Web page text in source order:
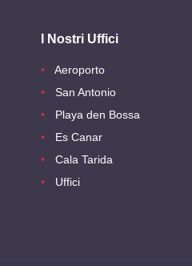
I Nostri Uffici
Aeroporto
San Antonio
Playa den Bossa
Es Canar
Cala Tarida
Uffici